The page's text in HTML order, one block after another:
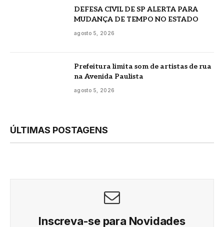
DEFESA CIVIL DE SP ALERTA PARA
MUDANÇA DE TEMPO NO ESTADO
agosto 5, 2026
Prefeitura limita som de artistas de rua
na Avenida Paulista
agosto 5, 2026
ÚLTIMAS POSTAGENS
Inscreva-se para Novidades